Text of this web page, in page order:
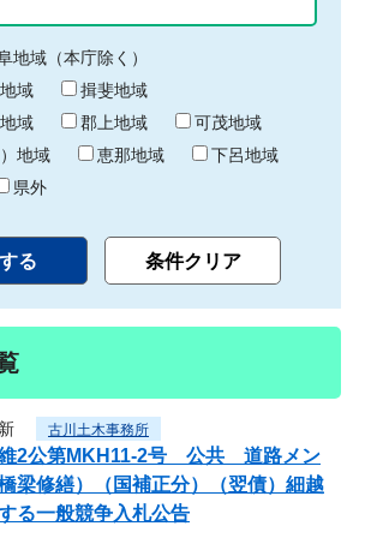
地域（本庁除く）
域
揖斐地域
域
郡上地域
可茂地域
地域
恵那地域
下呂地域
県外
古川土木事務所
維2公第MKH11-2号 公共 道路メン
梁修繕）（国補正分）（翌債）細越
る一般競争入札公告